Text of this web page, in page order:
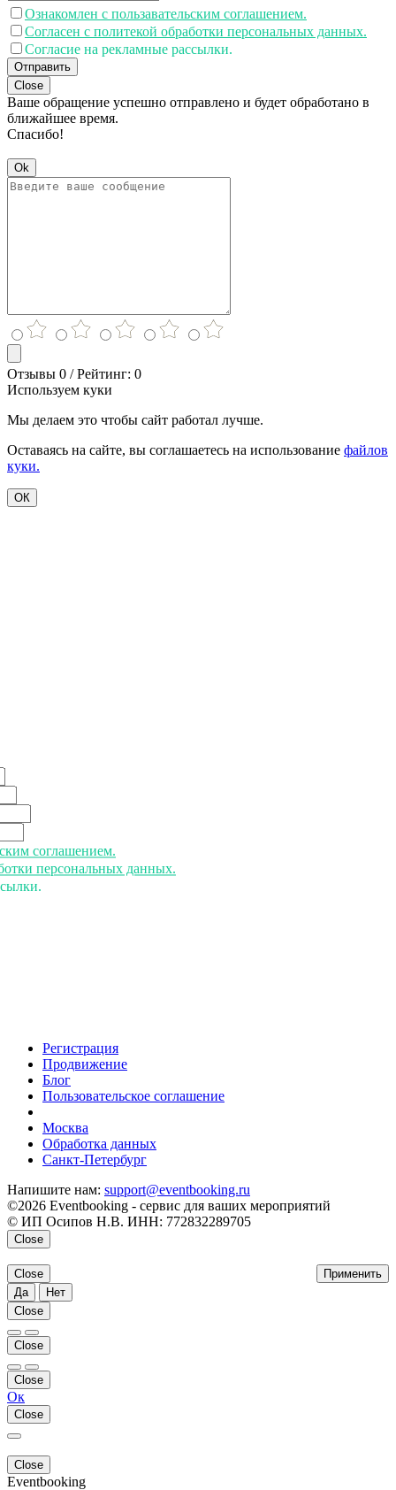
Ознакомлен с пользавательским соглашением.
Согласен с политекой обработки персональных данных.
Согласие на рекламные рассылки.
Отправить
Close
Ваше обращение успешно отправлено и будет обработано в
ближайшее время.
Спасибо!
Ok
Отзывы 0 / Рейтинг: 0
Используем куки
Мы делаем это чтобы сайт работал лучше.
Оставаясь на сайте, вы соглашаетесь на использование файлов
куки.
ОК
соглашением.
персональных данных.
Регистрация
Продвижение
Блог
Пользовательское соглашение
Москва
Обработка данных
Санкт-Петербург
Напишите нам: support@eventbooking.ru
©2026 Eventbooking - сервис для ваших мероприятий
© ИП Осипов Н.В. ИНН: 772832289705
Close
Применить
Close
Да
Нет
Close
Close
Close
Ок
Close
Close
Eventbooking